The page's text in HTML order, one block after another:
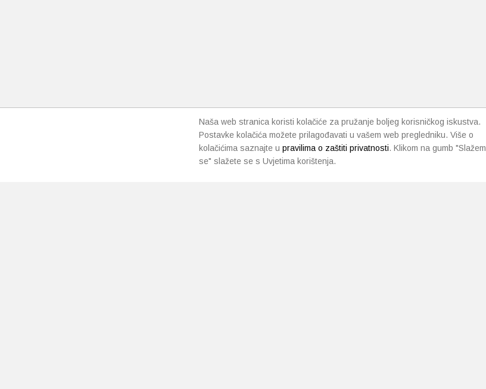
Naša web stranica koristi kolačiće za pružanje boljeg korisničkog iskustva.
Postavke kolačića možete prilagođavati u vašem web pregledniku. Više o
kolačićima saznajte u pravilima o zaštiti privatnosti. Klikom na gumb "Slažem
se" slažete se s Uvjetima korištenja.